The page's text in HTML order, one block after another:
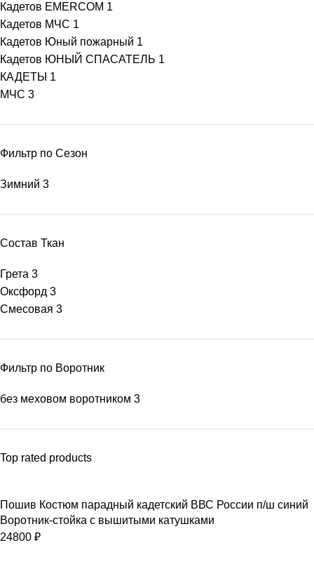
Кадетов EMERCOM 1
Кадетов МЧС 1
Кадетов Юный пожарный 1
Кадетов ЮНЫЙ СПАСАТЕЛЬ 1
КАДЕТЫ 1
МЧС 3
Фильтр по Сезон
Зимний 3
Состав Ткан
Грета 3
Оксфорд 3
Смесовая 3
Фильтр по Воротник
без меховом воротником 3
Top rated products
Пошив Костюм парадный кадетский ВВС России п/ш синий
Воротник-стойка с вышитыми катушками
24800 ₽